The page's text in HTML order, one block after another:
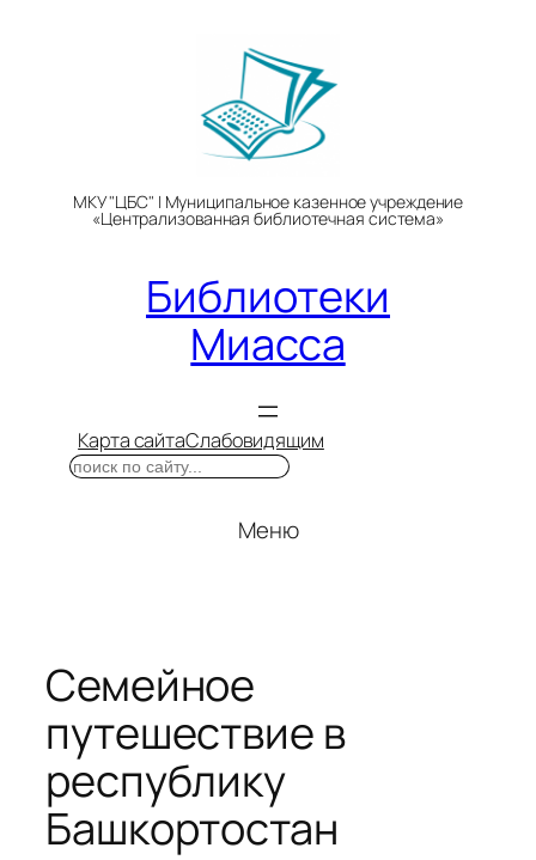
МКУ "ЦБС" | Муниципальное казенное учреждение
«Централизованная библиотечная система»
Библиотеки
Миасса
Карта сайтаСлабовидящим
Поиск
Меню
Семейное
путешествие в
республику
Башкортостан